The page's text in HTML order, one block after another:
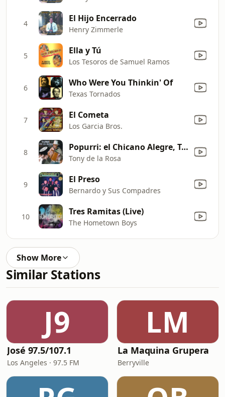
4 El Hijo Encerrado
Henry Zimmerle
5 Ella y Tú
Los Tesoros de Samuel Ramos
6 Who Were You Thinkin' Of
Texas Tornados
7 El Cometa
Los Garcia Bros.
8 Popurri: el Chicano Alegre, Tengo Penas, Mi Vida de Borracho, Que Bonito, la Espiga, Pobre de Mi Corazon
Tony de la Rosa
9 El Preso
Bernardo y Sus Compadres
10 Tres Ramitas (Live)
The Hometown Boys
Show More
Similar Stations
J9
José 97.5/107.1
Los Angeles · 97.5 FM
LM
La Maquina Grupera
Berryville